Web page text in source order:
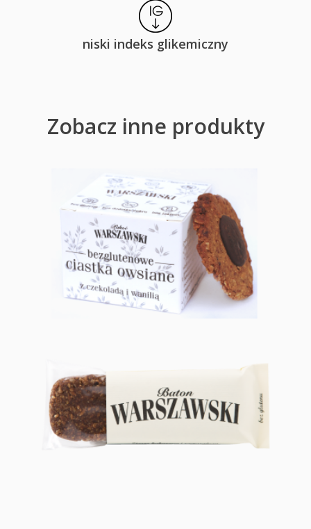
niski indeks glikemiczny
Zobacz inne produkty
CIASTKA OWSIANE Z CZEKOLADĄ I
WANILIĄ
ZIARNO KAKAOWCA I POMARAŃCZA